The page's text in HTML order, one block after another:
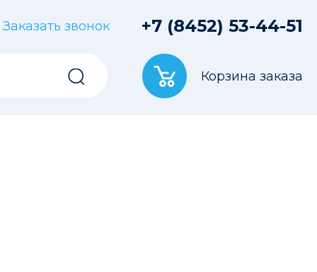
Заказать звонок +7 (8452) 53-44-51
Корзина заказа